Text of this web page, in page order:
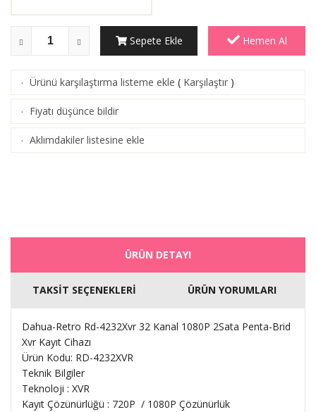
Sepete Ekle Hemen Al
· Ürünü karşılaştırma listeme ekle ( Karşılaştır )
· Fiyatı düşünce bildir
· Aklımdakiler listesine ekle
ÜRÜN DETAYI
TAKSİT SEÇENEKLERİ ÜRÜN YORUMLARI
Dahua-Retro Rd-4232Xvr 32 Kanal 1080P 2Sata Penta-Brid
Xvr Kayıt Cihazı
Ürün Kodu: RD-4232XVR
Teknik Bilgiler
Teknoloji : XVR
Kayıt Çözünürlüğü : 720P / 1080P Çözünürlük